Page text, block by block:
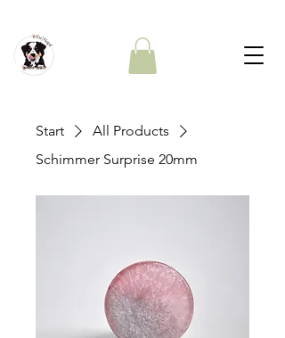
Start
All Products
Schimmer Surprise 20mm